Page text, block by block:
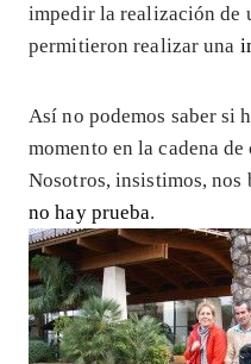
impedir la realización de
permitieron realizar una
Así no podemos saber si
momento en la cadena
Nosotros, insistimos, nos
no hay prueba.